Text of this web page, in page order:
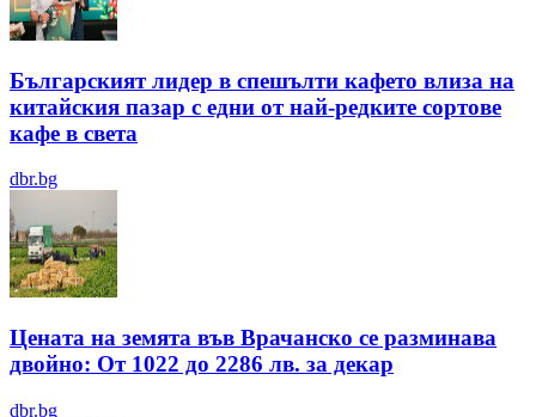
Българският лидер в спешълти кафето влиза на
китайския пазар с едни от най-редките сортове
кафе в света
dbr.bg
Цената на земята във Врачанско се разминава
двойно: От 1022 до 2286 лв. за декар
dbr.bg